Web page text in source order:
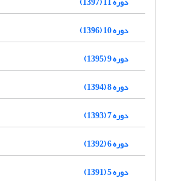
دوره 10 (1396)
دوره 9 (1395)
دوره 8 (1394)
دوره 7 (1393)
دوره 6 (1392)
دوره 5 (1391)